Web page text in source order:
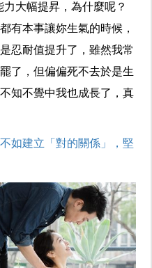
大幅提昇，為什麼呢？
有本事讓妳生氣的時候，
忍耐值提升了，雖然我常
了，但偏偏死不去於是生
知不覺中我也成長了，真
如建立「對的關係」，堅